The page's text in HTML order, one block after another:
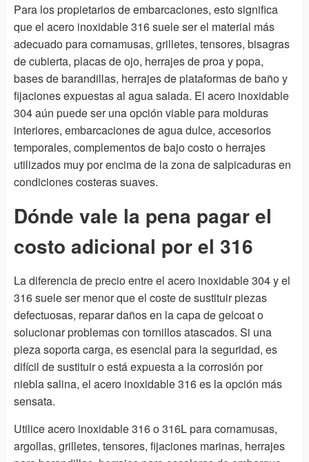
Para los propietarios de embarcaciones, esto significa
que el acero inoxidable 316 suele ser el material más
adecuado para cornamusas, grilletes, tensores, bisagras
de cubierta, placas de ojo, herrajes de proa y popa,
bases de barandillas, herrajes de plataformas de baño y
fijaciones expuestas al agua salada. El acero inoxidable
304 aún puede ser una opción viable para molduras
interiores, embarcaciones de agua dulce, accesorios
temporales, complementos de bajo costo o herrajes
utilizados muy por encima de la zona de salpicaduras en
condiciones costeras suaves.
Dónde vale la pena pagar el
costo adicional por el 316
La diferencia de precio entre el acero inoxidable 304 y el
316 suele ser menor que el coste de sustituir piezas
defectuosas, reparar daños en la capa de gelcoat o
solucionar problemas con tornillos atascados. Si una
pieza soporta carga, es esencial para la seguridad, es
difícil de sustituir o está expuesta a la corrosión por
niebla salina, el acero inoxidable 316 es la opción más
sensata.
Utilice acero inoxidable 316 o 316L para cornamusas,
argollas, grilletes, tensores, fijaciones marinas, herrajes